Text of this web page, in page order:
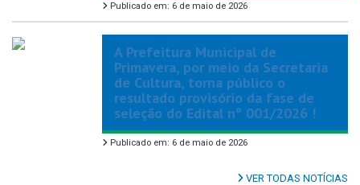
Publicado em: 6 de maio de 2026
A Prefeitura Municipal de
Primavera, por meio da Secretaria
de Cultura, torna público o
resultado provisório da fase de
seleção do Edital nº 001/2026 !
Publicado em: 6 de maio de 2026
VER TODAS NOTÍCIAS